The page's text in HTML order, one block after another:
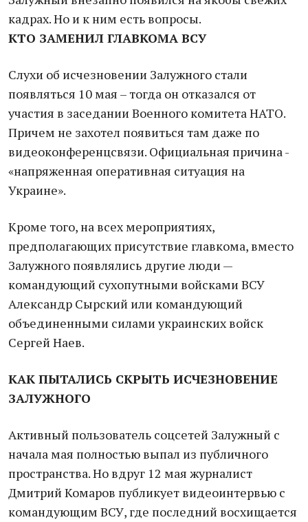
кадрах. Но и к ним есть вопросы.
КТО ЗАМЕНИЛ ГЛАВКОМА ВСУ
Слухи об исчезновении Залужного стали
появляться 10 мая – тогда он отказался от
участия в заседании Военного комитета НАТО.
Причем не захотел появиться там даже по
видеоконференцсвязи. Официальная причина -
«напряженная оперативная ситуация на
Украине».
Кроме того, на всех мероприятиях,
предполагающих присутствие главкома, вместо
Залужного появлялись другие люди —
командующий сухопутными войсками ВСУ
Александр Сырский или командующий
объединенными силами украинских войск
Сергей Наев.
КАК ПЫТАЛИСЬ СКРЫТЬ ИСЧЕЗНОВЕНИЕ
ЗАЛУЖНОГО
Активный пользователь соцсетей Залужный с
начала мая полностью выпал из публичного
пространства. Но вдруг 12 мая журналист
Дмитрий Комаров публикует видеоинтервью с
командующим ВСУ, где последний восхищается